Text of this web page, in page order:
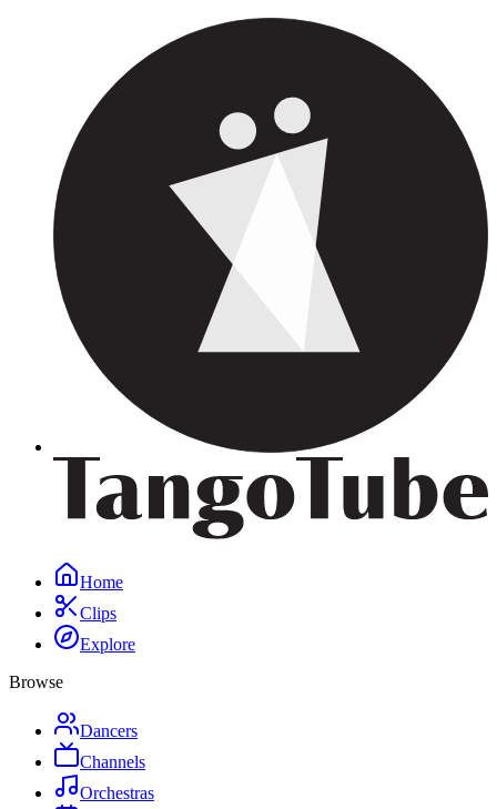
Home
Clips
Explore
Browse
Dancers
Channels
Orchestras